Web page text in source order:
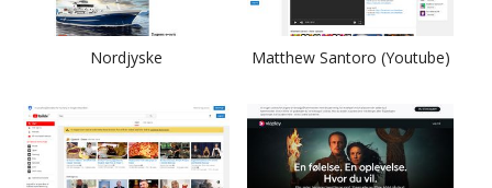
Nordjyske Matthew Santoro (Youtube)